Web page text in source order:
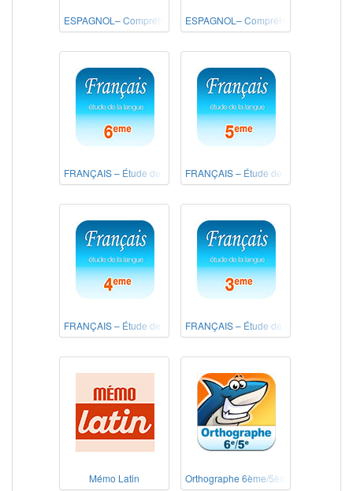
ESPAGNOL– Compréhension de l'écrit Niveau A2
ESPAGNOL– Compréhension de
FRANÇAIS – Étude de la langue 6eFRANÇAIS – Étude de la langue 5e
FRANÇAIS – Étude de la langue 4eFRANÇAIS – Étude de la langue 3e
Mémo Latin Orthographe 6ème/5ème